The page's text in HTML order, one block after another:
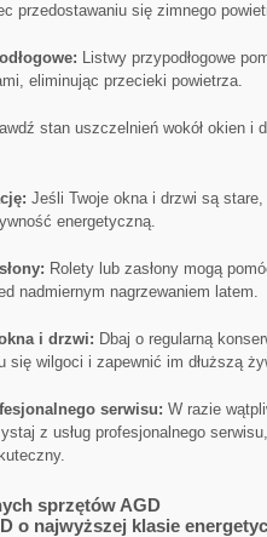
przedostawaniu ⁢się zimnego
Listwy przypodłogowe⁢
eliminując przecieki powietrza.
stan uszczelnień⁤ wokół okien i
Jeśli Twoje ‍okna i drzwi są
energetyczną.
Rolety lub zasłony⁤ mogą⁢
nadmiernym nagrzewaniem latem.
i drzwi: Dbaj o regularną
się wilgoci ⁣i zapewnić im dłuższą
serwisu: W ‌razie
z usług⁢ profesjonalnego
sprzętów AGD
o najwyższej klasie